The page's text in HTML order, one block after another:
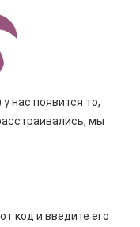
нас появится то,
мы
код и введите его